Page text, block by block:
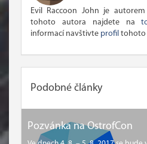
Evil Raccoon John je autorem
tohoto autora najdete na
informací navštivte profil tohoto
Podobné články
Pozvánka na OstrofCon